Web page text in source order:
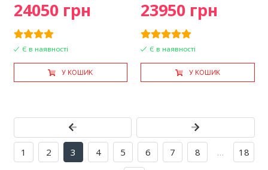
24050 грн
Є в наявності
У КОШИК
23950 грн
Є в наявності
У КОШИК
1 2 3 4 5 6 7 8 … 18